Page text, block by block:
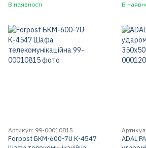
В наявності В
Артикул: 99-00010815
Forpost БКМ-600-7U К-4547
ADAL